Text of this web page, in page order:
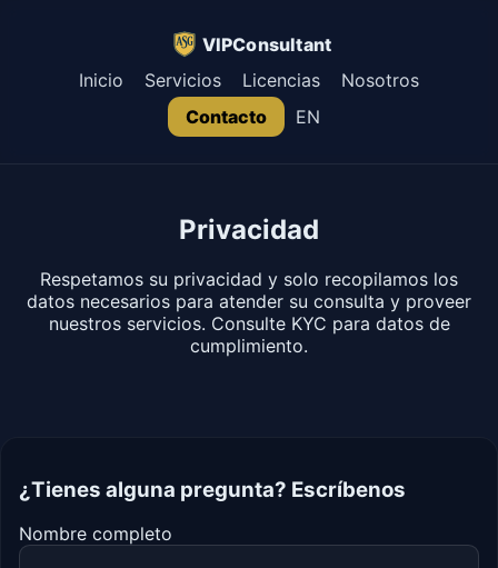
VIPConsultant
Inicio
Servicios Licencias
Nosotros
Contacto
EN
Privacidad
Respetamos su privacidad y solo recopilamos los
datos necesarios para atender su consulta y proveer
nuestros servicios. Consulte KYC para datos de
cumplimiento.
¿Tienes alguna pregunta? Escríbenos
Nombre completo